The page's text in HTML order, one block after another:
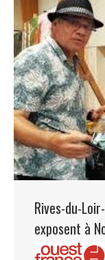
Rives-du-
exposent à